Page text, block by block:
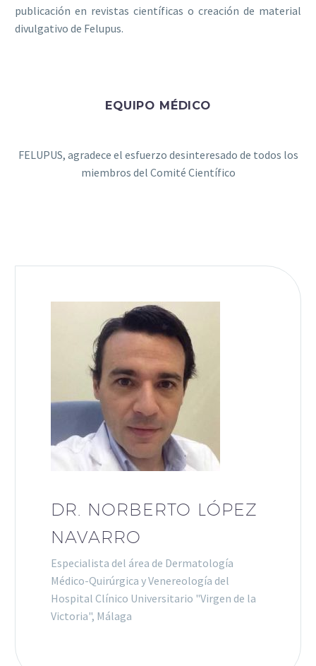
publicación en revistas científicas o creación de material
divulgativo de Felupus.
EQUIPO MÉDICO
FELUPUS, agradece el esfuerzo desinteresado de todos los
miembros del Comité Científico
DR. NORBERTO LÓPEZ
NAVARRO
Especialista del área de Dermatología
Médico-Quirúrgica y Venereología del
Hospital Clínico Universitario "Virgen de la
Victoria", Málaga